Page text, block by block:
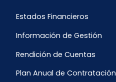
Estados Financieros
Información de Gestión
Rendición de Cuentas
Plan Anual de Contratación